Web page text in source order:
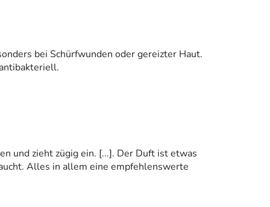
bei Schürfwunden oder gereizter Haut.
und zieht zügig ein. [...]. Der Duft ist etwas
Alles in allem eine empfehlenswerte